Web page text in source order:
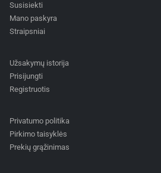
Susisiekti
Mano paskyra
Straipsniai
Užsakymų istorija
Prisijungti
Registruotis
Privatumo politika
Pirkimo taisyklės
Prekių grąžinimas